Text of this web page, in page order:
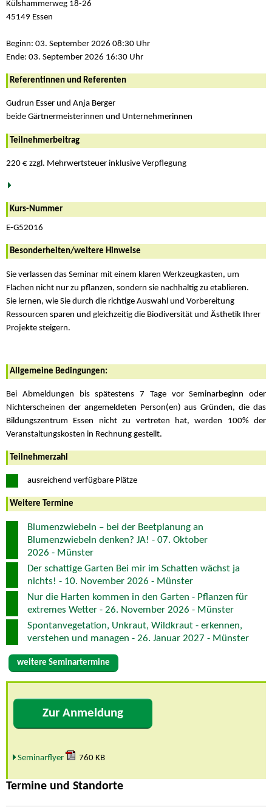
Külshammerweg 18-26
45149 Essen
Beginn: 03. September 2026 08:30 Uhr
Ende: 03. September 2026 16:30 Uhr
Referentinnen und Referenten
Gudrun Esser und Anja Berger
beide Gärtnermeisterinnen und Unternehmerinnen
Teilnehmerbeitrag
220 € zzgl. Mehrwertsteuer inklusive Verpflegung
Kurs-Nummer
E-G52016
Besonderheiten/weitere Hinweise
Sie verlassen das Seminar mit einem klaren Werkzeugkasten, um
Flächen nicht nur zu pflanzen, sondern sie nachhaltig zu etablieren.
Sie lernen, wie Sie durch die richtige Auswahl und Vorbereitung
Ressourcen sparen und gleichzeitig die Biodiversität und Ästhetik Ihrer
Projekte steigern.
Allgemeine Bedingungen:
Bei Abmeldungen bis spätestens 7 Tage vor Seminarbeginn oder
Nichterscheinen der angemeldeten Person(en) aus Gründen, die das
Bildungszentrum Essen nicht zu vertreten hat, werden 100% der
Veranstaltungskosten in Rechnung gestellt.
Teilnehmerzahl
ausreichend verfügbare Plätze
Weitere Termine
Blumenzwiebeln – bei der Beetplanung an
Blumenzwiebeln denken? JA! - 07. Oktober
2026 - Münster
Der schattige Garten Bei mir im Schatten wächst ja
nichts! - 10. November 2026 - Münster
Nur die Harten kommen in den Garten - Pflanzen für
extremes Wetter - 26. November 2026 - Münster
Spontanvegetation, Unkraut, Wildkraut - erkennen,
verstehen und managen - 26. Januar 2027 - Münster
weitere Seminartermine
Zur Anmeldung
Seminarflyer 760 KB
Termine und Standorte